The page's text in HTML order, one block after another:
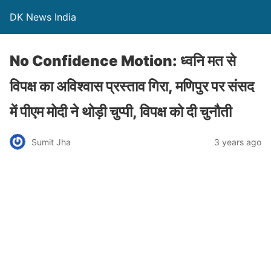
DK News India
No Confidence Motion: ध्वनि मत से
विपक्ष का अविश्वास प्रस्ताव गिरा, मणिपुर पर संसद
में पीएम मोदी ने थोड़ी चुप्पी, विपक्ष को दी चुनौती
Sumit Jha 3 years ago